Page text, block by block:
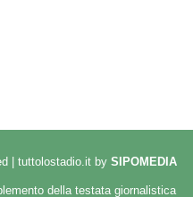
| tuttolostadio.it by SIPOMEDIA
della testata giornalistica